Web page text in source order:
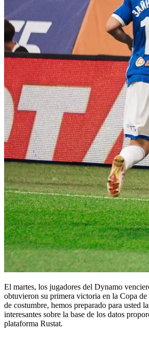
El martes, los jugadores del Dynamo
obtuvieron su primera victoria en la Copa
de costumbre, hemos preparado para usted
interesantes sobre la base de los datos
plataforma Rustat.